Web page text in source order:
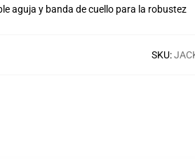
aguja y banda de cuello para la robustez
SKU: